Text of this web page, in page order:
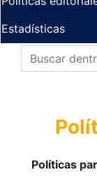
Estadísticas
Políticas